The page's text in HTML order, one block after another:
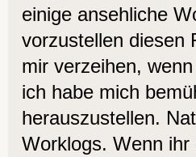
einige ansehliche
vorzustellen diesen
mir verzeihen,
ich habe mich
herauszustellen.
Worklogs. Wenn